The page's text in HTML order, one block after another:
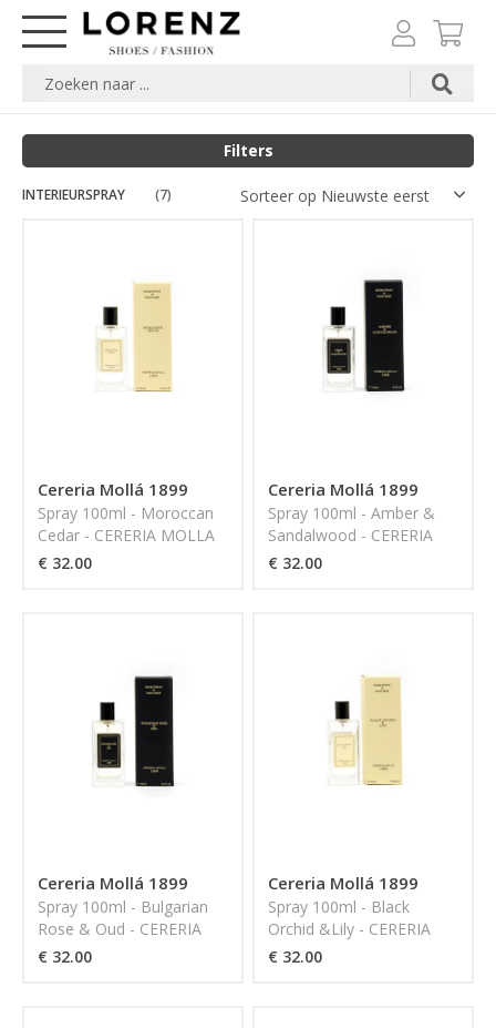
Filters
INTERIEURSPRAY (7)
Cereria Mollá 1899
Spray 100ml - Moroccan
Cedar - CERERIA MOLLA
1899
€ 32.00
Cereria Mollá 1899
Spray 100ml - Amber &
Sandalwood - CERERIA
MOLLA 1899
€ 32.00
Cereria Mollá 1899
Spray 100ml - Bulgarian
Rose & Oud - CERERIA
MOLLA 1899
€ 32.00
Cereria Mollá 1899
Spray 100ml - Black
Orchid &Lily - CERERIA
MOLLA 1899
€ 32.00